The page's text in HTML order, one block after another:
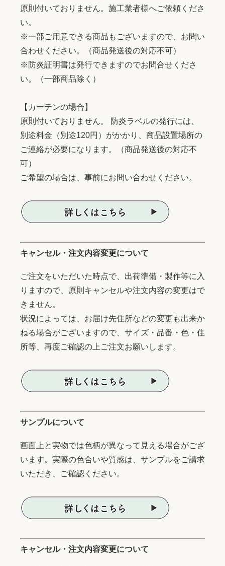
原則付いておりません。施工業者様へご依頼くださ
い。
※一部ご用意できる商品もございますので、お問い
合わせください。（商品発送後の対応不可）
※防炎証明書は発行できますのでお問合せくださ
い。（一部商品除く）
【カーテンの場合】
原則付いておりません。 防炎ラベルの発行には、
別途料金（別途120円）がかかり、商品設置場所の
ご連絡が必要になります。（商品発送後の対応不
可）
ご希望の場合は、事前にお問い合わせください。
キャンセル・注文内容変更について
ご注文をいただいた時点で、出荷準備・製作等に入
りますので、原則キャンセルや注文内容の変更はで
きません。
状況によっては、お届け先住所などの変更も出来か
ねる場合がございますので、サイズ・品番・色・住
所等、再度ご確認の上ご注文お願いします。
サンプルについて
画面上と実物では色柄が異なって見える場合がござ
います。実際の色合いや質感は、サンプルをご請求
いただき、ご確認ください。
キャンセル・注文内容変更について